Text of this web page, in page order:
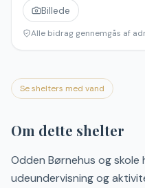
Billede
Alle bidrag gennemgås af
Se shelters med vand
Om dette shelter
Odden Børnehus og
udeundervisning og